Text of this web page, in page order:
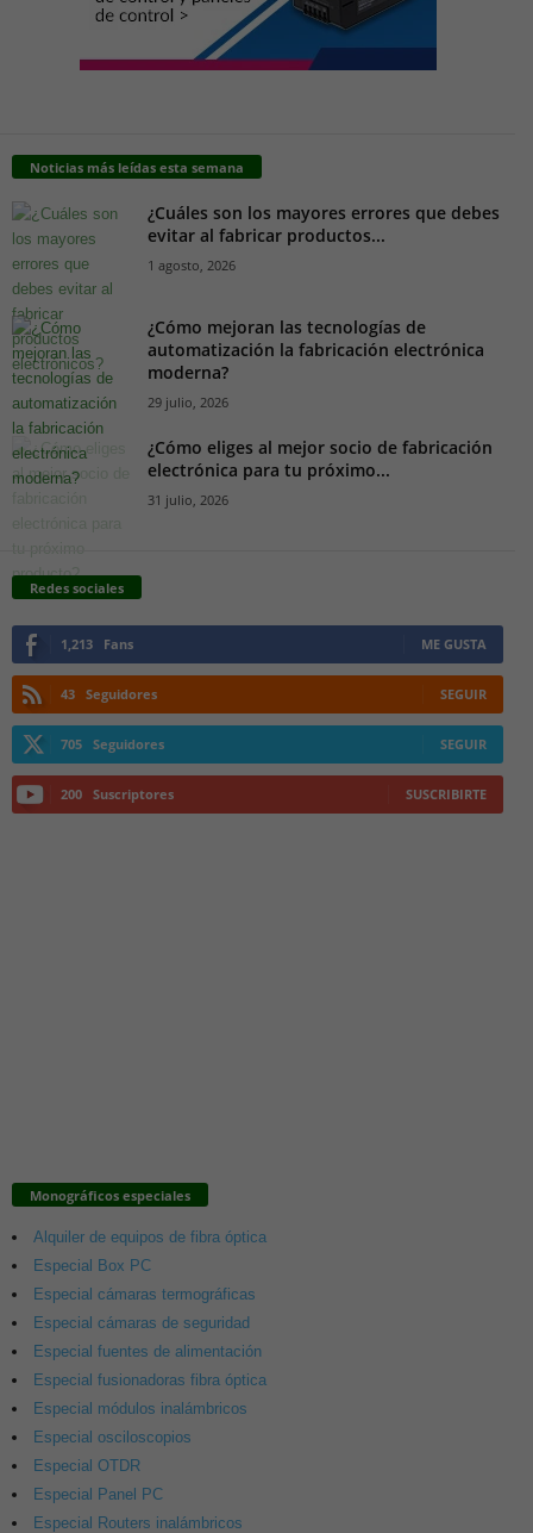
Noticias más leídas esta semana
¿Cuáles son los mayores errores que debes
evitar al fabricar productos...
1 agosto, 2026
¿Cómo mejoran las tecnologías de
automatización la fabricación electrónica
moderna?
29 julio, 2026
¿Cómo eliges al mejor socio de fabricación
electrónica para tu próximo...
31 julio, 2026
Redes sociales
1,213 Fans ME GUSTA
43 Seguidores SEGUIR
705 Seguidores SEGUIR
200 Suscriptores SUSCRIBIRTE
Monográficos especiales
Alquiler de equipos de fibra óptica
Especial Box PC
Especial cámaras termográficas
Especial cámaras de seguridad
Especial fuentes de alimentación
Especial fusionadoras fibra óptica
Especial módulos inalámbricos
Especial osciloscopios
Especial OTDR
Especial Panel PC
Especial Routers inalámbricos